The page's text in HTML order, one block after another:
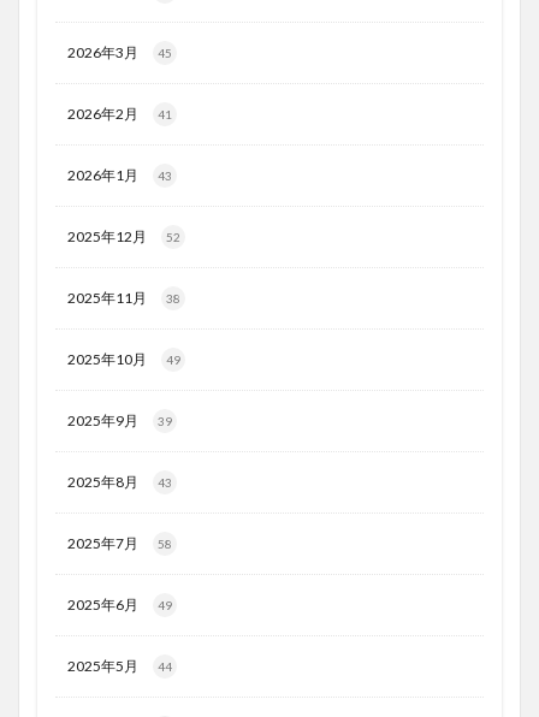
2026年3月 45
2026年2月 41
2026年1月 43
2025年12月 52
2025年11月 38
2025年10月 49
2025年9月 39
2025年8月 43
2025年7月 58
2025年6月 49
2025年5月 44